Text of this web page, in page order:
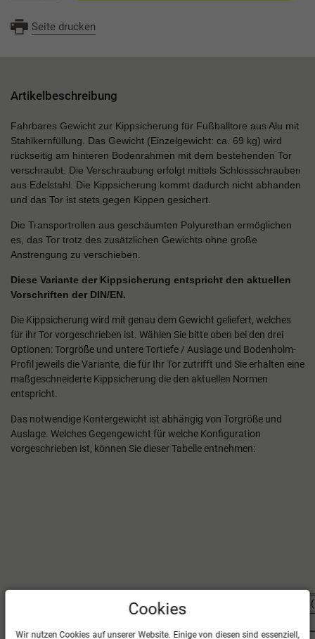
Seite drucken
Artikelbeschreibung
Fahrbares Gewicht zur Kippsicherung für Fußballtore aus Alu mit
Stahlkernfüllung. Das Gewicht (Einzelgewicht: ca. 69 kg) wird
rückseitig am hinteren Bodenrahmen mit dem bestehenden Tor
verschraubt. Die Verschraubung erfolgt mittels Schlossschrauben
aus Edelstahl. Die Kippsicherung kommt dadurch nicht abhanden
und das Tor ist stets gegen Kippen gesichert.
Die Transportrollen aus geschäumten Polyurethan ermöglichen
es, das Tor trotz des zusätzlichen Gewichts ohne große
Anstrengung zu verschieben.
Diese Variante der Kippsicherung entspricht den aktuellen
Vorschriften der DIN/EN.
Die Kippsicherung wird mit genau dem Gewicht geliefert, welches
für ihr Tor vorgeschrieben ist. Wählen Sie bitte oben bei den drei
Optionen: Torgröße und untere Tortiefe / Auslage und Bodenholm-
Profil jeweils die Variante, die für Ihr Tor zutrifft und Sie erhalten eine
maßgeschneiderte Kippsicherung die den aktuellen Normen
entspricht.
Das notwendige Kontergewicht ist abhängig von Torgröße und
Auslage. Welches Gegengewicht für welche Konfiguration
vorgeschrieben ist, können Sie dieser Tabelle entnehmen:
Kontergewicht
Cookies
Wir nutzen Cookies auf unserer Website. Einige von diesen sind essenziell,